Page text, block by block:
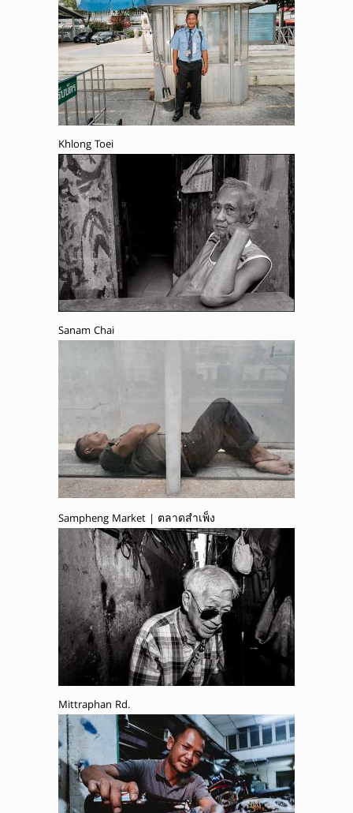
Khlong Toei
Sanam Chai
Sampheng Market | ตลาดสำเพ็ง
Mittraphan Rd.